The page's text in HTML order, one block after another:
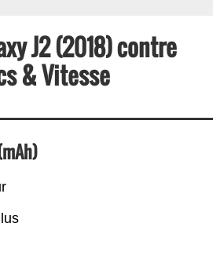
J2 (2018) contre
& Vitesse